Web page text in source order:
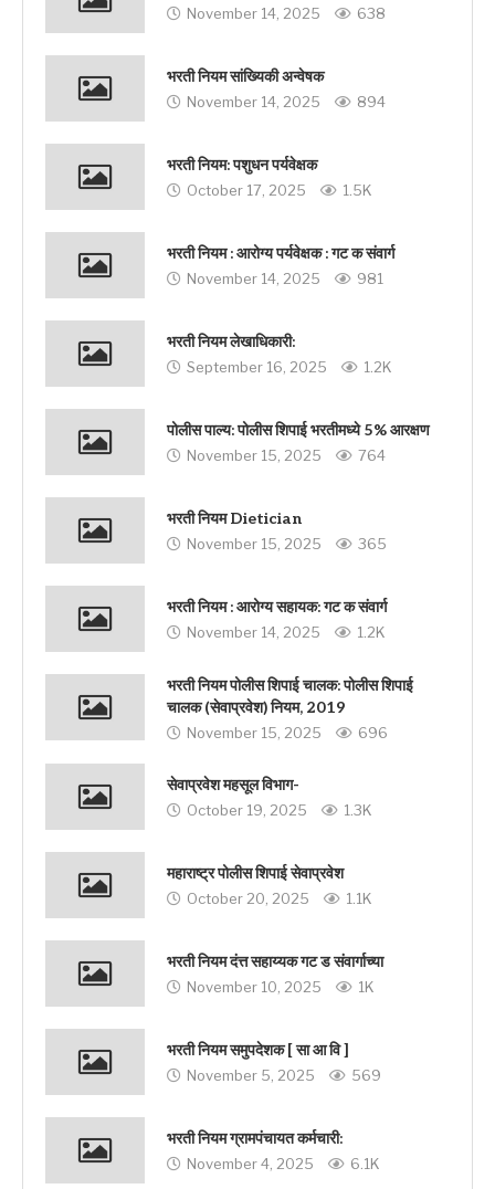
November 14, 2025 638
भरती नियम सांख्यिकी अन्वेषक
November 14, 2025 894
भरती नियम: पशुधन पर्यवेक्षक
October 17, 2025 1.5K
भरती नियम : आरोग्य पर्यवेक्षक : गट क संवार्ग
November 14, 2025 981
भरती नियम लेखाधिकारी:
September 16, 2025 1.2K
पोलीस पाल्य: पोलीस शिपाई भरतीमध्ये 5% आरक्षण
November 15, 2025 764
भरती नियम Dietician
November 15, 2025 365
भरती नियम : आरोग्य सहायक: गट क संवार्ग
November 14, 2025 1.2K
भरती नियम पोलीस शिपाई चालक: पोलीस शिपाई
चालक (सेवाप्रवेश) नियम, 2019
November 15, 2025 696
सेवाप्रवेश महसूल विभाग-
October 19, 2025 1.3K
महाराष्ट्र पोलीस शिपाई सेवाप्रवेश
October 20, 2025 1.1K
भरती नियम दंत्त सहाय्यक गट ड संवार्गाच्या
November 10, 2025 1K
भरती नियम समुपदेशक [ सा आ वि ]
November 5, 2025 569
भरती नियम ग्रामपंचायत कर्मचारी:
November 4, 2025 6.1K